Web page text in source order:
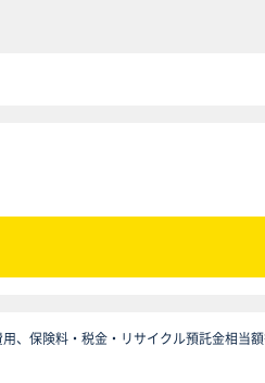
、保険料・税金・リサイクル預託金相当